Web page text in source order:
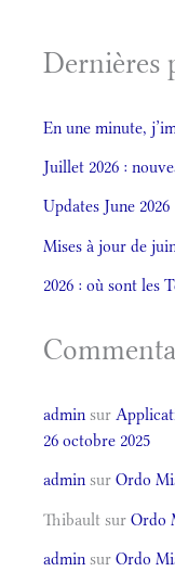
Dernières
En une minute,
Juillet 2026 :
Updates June 2026
Mises à jour de
2026 : où sont les
admin sur
26 octobre 2025
admin sur Ordo
Thibault sur Ordo
admin sur Ordo